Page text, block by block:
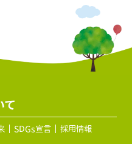
て
SDGs宣言 採用情報